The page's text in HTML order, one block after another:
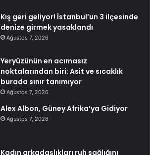
Kış geri geliyor! İstanbul’un 3 ilçesinde
denize girmek yasaklandı
Ağustos 7, 2026
Yeryüzünün en acımasız
noktalarından biri: Asit ve sıcaklık
burada sınır tanımıyor
Ağustos 7, 2026
Alex Albon, Güney Afrika’ya Gidiyor
Ağustos 7, 2026
Kadın arkadaşlıkları ruh sağlığını